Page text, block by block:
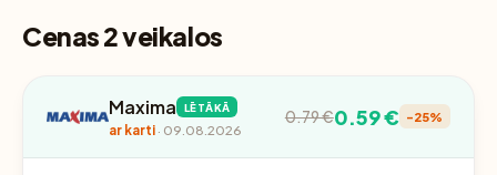
Cenas 2 veikalos
Maxima LĒTĀKĀ
ar karti· 09.08.2026
0.79 €0.59 € -25%